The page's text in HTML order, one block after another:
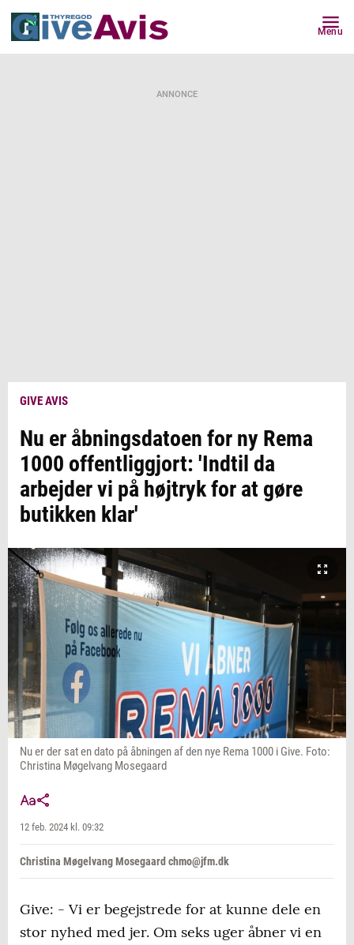
Menu
ANNONCE
GIVE AVIS
Nu er åbningsdatoen for ny Rema
1000 offentliggjort: 'Indtil da
arbejder vi på højtryk for at gøre
butikken klar'
Nu er der sat en dato på åbningen af den nye Rema 1000 i Give. Foto:
Christina Møgelvang Mosegaard
12 feb. 2024 kl. 09:32
Christina Møgelvang Mosegaard chmo@jfm.dk
Give: - Vi er begejstrede for at kunne dele en
stor nyhed med jer. Om seks uger åbner vi en